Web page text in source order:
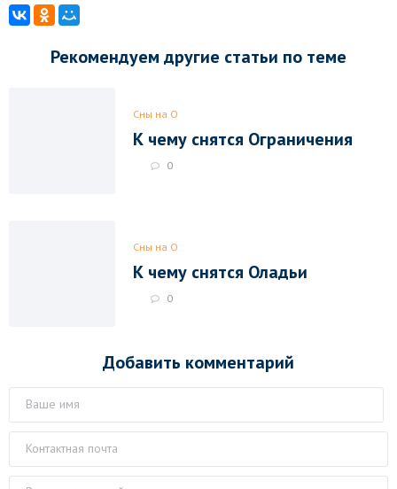
Рекомендуем другие статьи по теме
Сны на О
К чему снятся Ограничения
0
Сны на О
К чему снятся Оладьи
0
Добавить комментарий